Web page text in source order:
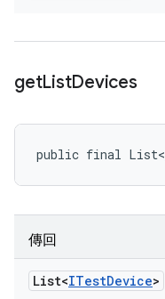
getListDevices
public final List<
傳回
List<ITestDevice>